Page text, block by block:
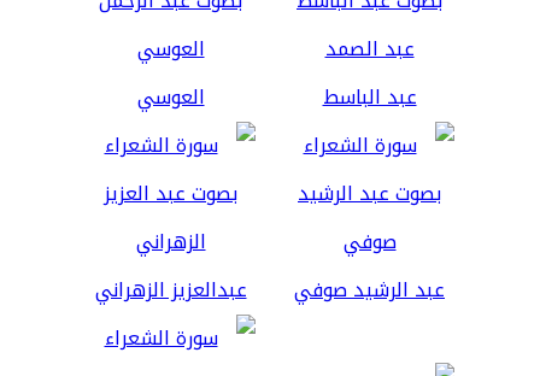
عبد الباسط العوسي
عبد الرشيد صوفي عبدالعزيز الزهراني